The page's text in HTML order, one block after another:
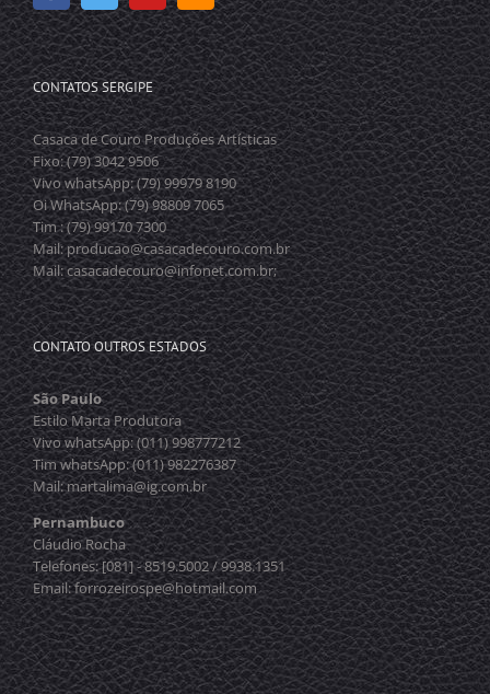
CONTATOS SERGIPE
Casaca de Couro Produções Artísticas
Fixo: (79) 3042 9506
Vivo whatsApp: (79) 99979 8190
Oi WhatsApp: (79) 98809 7065
Tim : (79) 99170 7300
Mail: producao@casacadecouro.com.br
Mail: casacadecouro@infonet.com.br;
CONTATO OUTROS ESTADOS
São Paulo
Estilo Marta Produtora
Vivo whatsApp: (011) 998777212
Tim whatsApp: (011) 982276387
Mail: martalima@ig.com.br
Pernambuco
Cláudio Rocha
Telefones: [081] - 8519.5002 / 9938.1351
Email: forrozeirospe@hotmail.com